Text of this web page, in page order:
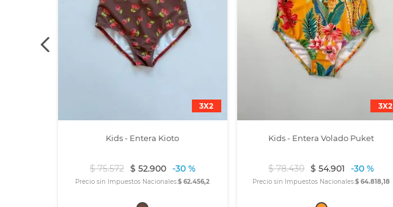
3X2
Kids - Entera Kioto
$ 75.572 $ 52.900 -30 %
Precio sin Impuestos Nacionales:$ 62.456,2
3X2
Kids - Entera Volado Puket
$ 78.430 $ 54.901 -30 %
Precio sin Impuestos Nacionales:$ 64.818,18